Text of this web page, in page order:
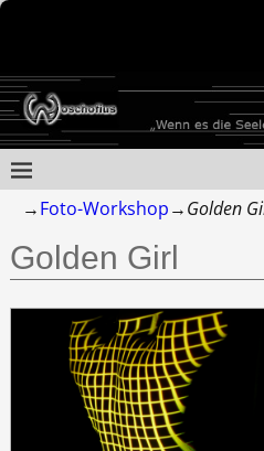
→Foto-Workshop→Golden
Golden Girl